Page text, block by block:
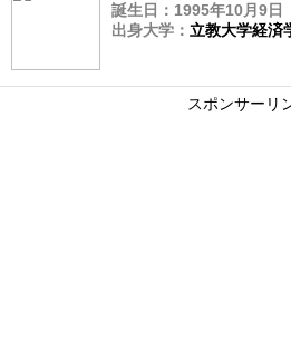
誕生日：1995年10月9日
出身大学： 立教大学経済
スポンサーリ